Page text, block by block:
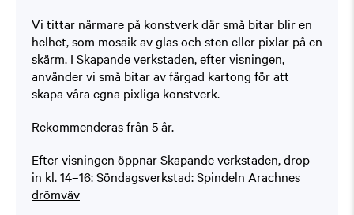
Vi tittar närmare på konstverk där små bitar blir en
helhet, som mosaik av glas och sten eller pixlar på en
skärm. I Skapande verkstaden, efter visningen,
använder vi små bitar av färgad kartong för att
skapa våra egna pixliga konstverk.
Rekommenderas från 5 år.
Efter visningen öppnar Skapande verkstaden, drop-
in kl. 14–16:Söndagsverkstad: Spindeln Arachnes
drömväv